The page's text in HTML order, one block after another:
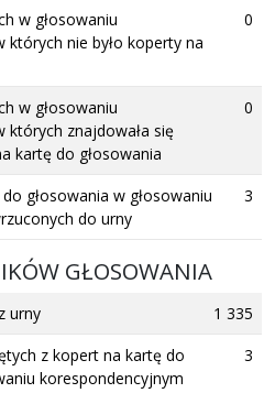
w głosowaniu
nie było koperty na
0
w głosowaniu
znajdowała się
kartę do głosowania
0
głosowania w głosowaniu
do urny
3
GŁOSOWANIA
urny
1 335
z kopert na kartę do
korespondencyjnym
3